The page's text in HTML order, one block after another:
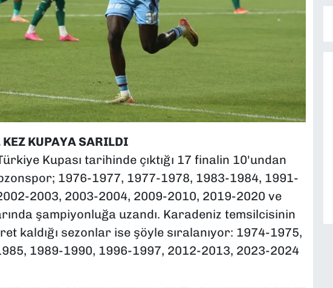
KUPAYA SARILDI
Kupası tarihinde çıktığı 17 finalin 10'undan
1976-1977, 1977-1978, 1983-1984, 1991-
2003, 2003-2004, 2009-2010, 2019-2020 ve
şampiyonluğa uzandı. Karadeniz temsilcisinin
kaldığı sezonlar ise şöyle sıralanıyor: 1974-1975,
1989-1990, 1996-1997, 2012-2013, 2023-2024